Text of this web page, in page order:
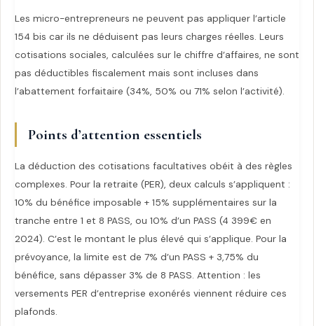
Les micro-entrepreneurs ne peuvent pas appliquer l’article
154 bis car ils ne déduisent pas leurs charges réelles. Leurs
cotisations sociales, calculées sur le chiffre d’affaires, ne sont
pas déductibles fiscalement mais sont incluses dans
l’abattement forfaitaire (34%, 50% ou 71% selon l’activité).
Points d’attention essentiels
La déduction des cotisations facultatives obéit à des règles
complexes. Pour la retraite (PER), deux calculs s’appliquent :
10% du bénéfice imposable + 15% supplémentaires sur la
tranche entre 1 et 8 PASS, ou 10% d’un PASS (4 399€ en
2024). C’est le montant le plus élevé qui s’applique. Pour la
prévoyance, la limite est de 7% d’un PASS + 3,75% du
bénéfice, sans dépasser 3% de 8 PASS. Attention : les
versements PER d’entreprise exonérés viennent réduire ces
plafonds.